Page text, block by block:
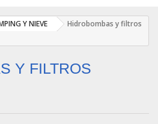
Y NIEVE
Hidrobombas y filtros
Y FILTROS